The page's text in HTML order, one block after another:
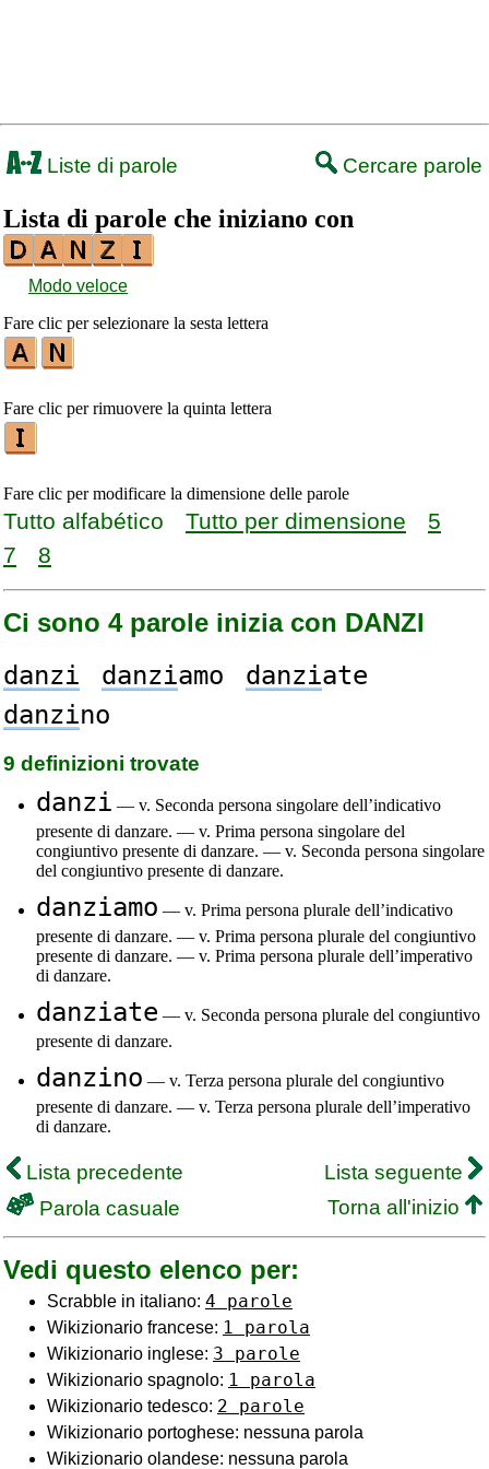
Liste di parole Cercare parole
Lista di parole che iniziano con
Modo veloce
Fare clic per selezionare la sesta lettera
Fare clic per rimuovere la quinta lettera
Fare clic per modificare la dimensione delle parole
Tutto alfabético Tutto per dimensione
5
7
8
Ci sono 4 parole inizia con DANZI
danzi danziamo danziate
danzino
9 definizioni trovate
danzi — v. Seconda persona singolare dell’indicativo
presente di danzare. — v. Prima persona singolare del
congiuntivo presente di danzare. — v. Seconda persona singolare
del congiuntivo presente di danzare.
danziamo — v. Prima persona plurale dell’indicativo
presente di danzare. — v. Prima persona plurale del congiuntivo
presente di danzare. — v. Prima persona plurale dell’imperativo
di danzare.
danziate — v. Seconda persona plurale del congiuntivo
presente di danzare.
danzino — v. Terza persona plurale del congiuntivo
presente di danzare. — v. Terza persona plurale dell’imperativo
di danzare.
Lista precedente
Lista seguente
Parola casuale
Torna all'inizio
Vedi questo elenco per:
Scrabble in italiano: 4 parole
Wikizionario francese: 1 parola
Wikizionario inglese: 3 parole
Wikizionario spagnolo: 1 parola
Wikizionario tedesco: 2 parole
Wikizionario portoghese: nessuna parola
Wikizionario olandese: nessuna parola